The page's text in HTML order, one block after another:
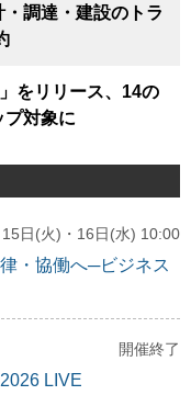
調達・建設のトラ
をリリース、14の
プ対象に
日(火)・16日(水) 10:00
・協働へ─ビジネス
開催終了
LIVE